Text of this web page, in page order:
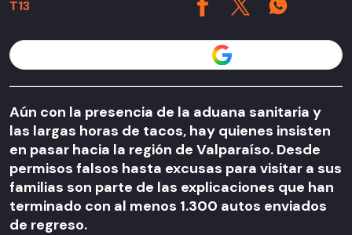
T13
Aún con la presencia de la aduana sanitaria y
las largas horas de tacos, hay quienes insisten
en pasar hacia la región de Valparaíso. Desde
permisos falsos hasta excusas para visitar a sus
familias son parte de las explicaciones que han
terminado con al menos 1.300 autos enviados
de regreso.